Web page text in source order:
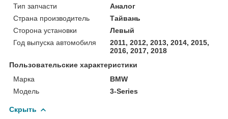
Тип запчасти
Аналог
Страна производитель
Тайвань
Сторона установки
Левый
Год выпуска автомобиля
2011, 2012, 2013, 2014, 2015,
2016, 2017, 2018
Пользовательские характеристики
Марка
BMW
Модель
3-Series
Скрыть